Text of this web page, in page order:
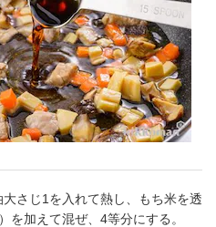
さじ1を入れて熱し、もち米を透
を加えて混ぜ、4等分にする。